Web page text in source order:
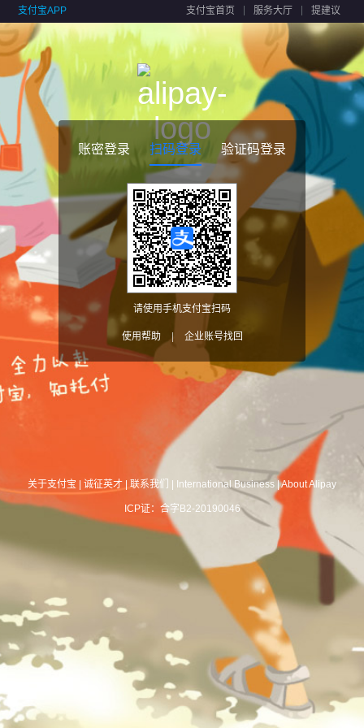
支付宝APP 支付宝首页 服务大厅 提建议
账密登录 扫码登录 验证码登录
请使用手机支付宝扫码
使用帮助 | 企业账号找回
关于支付宝 诚征英才 联系我们 International Business |About Alipay
ICP证：合字B2-20190046